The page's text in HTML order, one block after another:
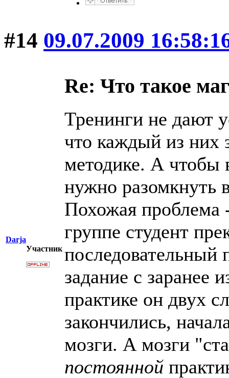
#14 09.07.2009
Darja
Участник
Re: Что такое
Тренинги не дают
что каждый из них
методике. А чтобы
нужно разомкнуть
Похожая проблема
группе студент
последовательный
задание с
практике он двух
закончились,
мозги. А мозги
постоянной